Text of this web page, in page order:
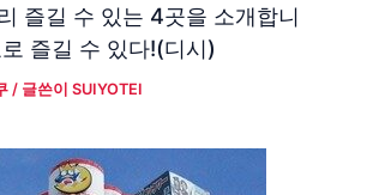
즐길 수 있는 4곳을 소개합니
즐길 수 있다!(디시)
/ 글쓴이SUIYOTEI